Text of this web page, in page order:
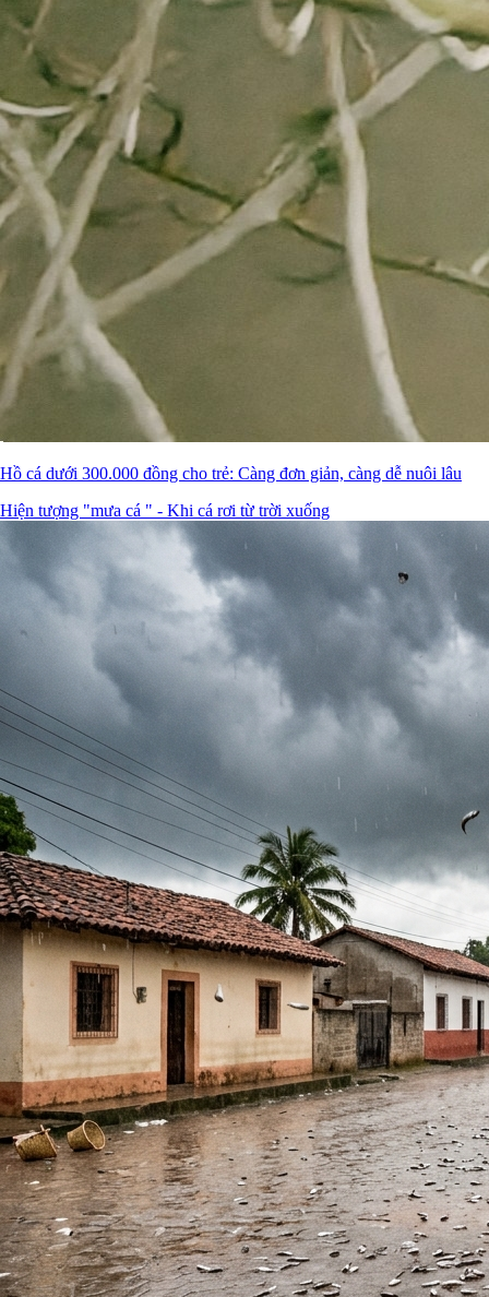
Hồ cá dưới 300.000 đồng cho trẻ: Càng đơn giản, càng dễ nuôi lâu
Hiện tượng "mưa cá " - Khi cá rơi từ trời xuống